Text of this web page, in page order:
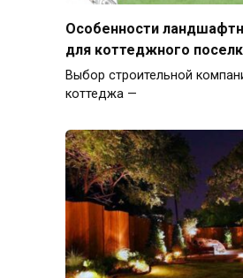
Особенности
для коттеджного
Выбор строительной
коттеджа —